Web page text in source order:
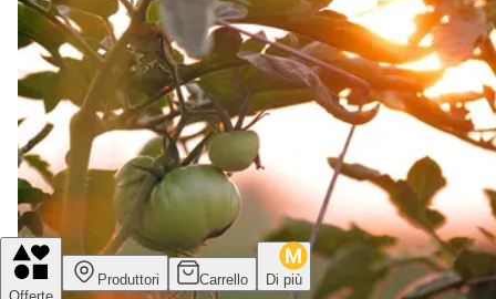
Produttori Carrello Di più